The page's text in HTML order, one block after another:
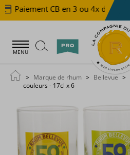
Paiement CB en 3 ou 4x dès 100 €
MENU
Marque de rhum Bellevue
couleurs - 17cl x 6